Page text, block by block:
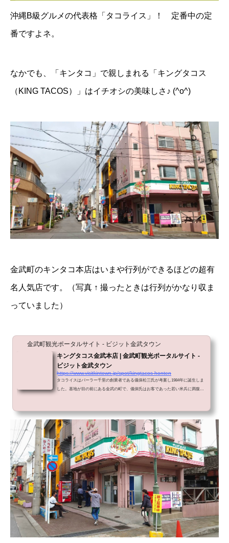
沖縄B級グルメの代表格「タコライス」！ 定番中の定
番ですよネ。
なかでも、「キンタコ」で親しまれる「キングタコス
（KING TACOS）」はイチオシの美味しさ♪ (^o^)
金武町のキンタコ本店はいまや行列ができるほどの超有
名人気店です。（写真 ↑ 撮ったときは行列がかなり収ま
っていました）
金武町観光ポータルサイト - ビジット金武タウン
キングタコス金武本店 | 金武町観光ポータルサイト -
ビジット金武タウン
https://www.visitkintown.jp/spot/kingtacos-honten
タコライスはパーラー千里の創業者である儀保松三氏が考案し1984年に誕生しま
した。基地が目の前にある金武の町で、儀保氏はお客であった若い米兵に満腹感
まいましたが、その味を受け継いでいるのが系列店であるキングタコス。沖縄県
内に何店舗もあるキングタコスの1号店がここ金武本店です。ボリューム満点です
が、食べられな